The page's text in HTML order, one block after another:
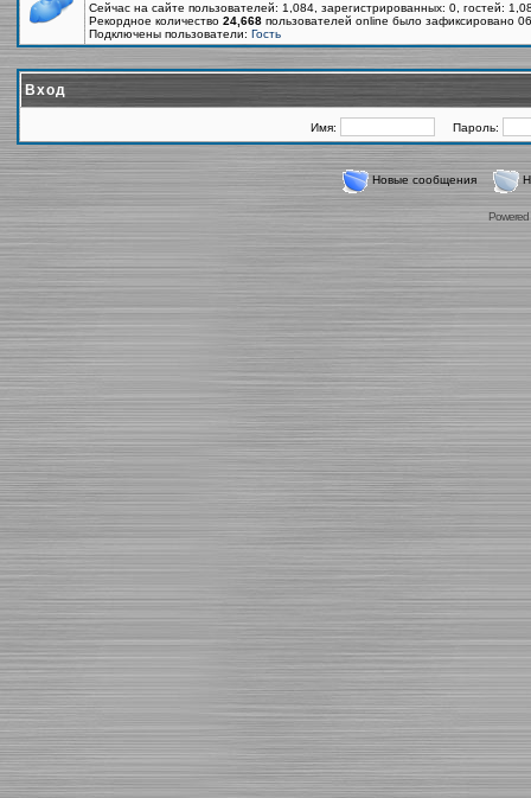
Сейчас на сайте пользователей: 1,084, зарегистрированных: 0, гостей:
Рекордное количество 24,668 пользователей online было зафиксировано
Подключены пользователи: Гость
Вход
Имя: Пароль:
Новые сообщения